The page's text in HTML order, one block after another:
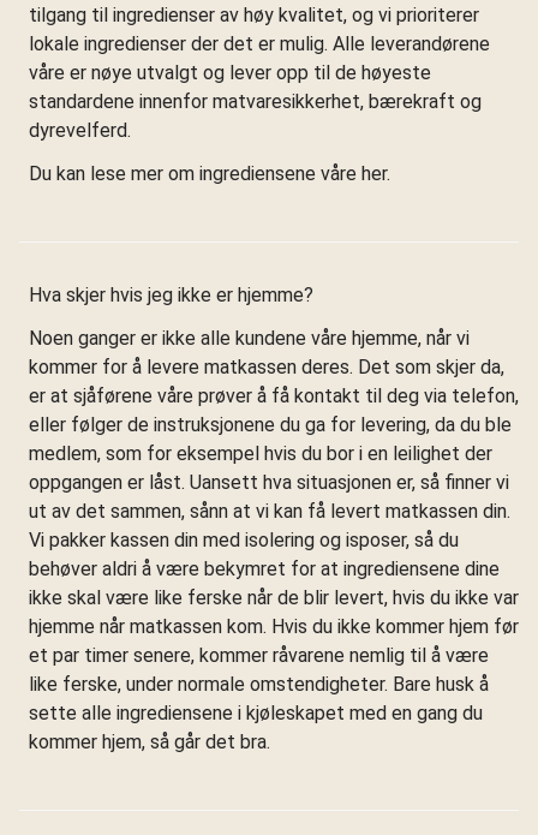
tilgang til ingredienser av høy kvalitet, og vi prioriterer
lokale ingredienser der det er mulig. Alle leverandørene
våre er nøye utvalgt og lever opp til de høyeste
standardene innenfor matvaresikkerhet, bærekraft og
dyrevelferd.
Du kan lese mer om ingrediensene våre her.
Hva skjer hvis jeg ikke er hjemme?
Noen ganger er ikke alle kundene våre hjemme, når vi
kommer for å levere matkassen deres. Det som skjer da,
er at sjåførene våre prøver å få kontakt til deg via telefon,
eller følger de instruksjonene du ga for levering, da du ble
medlem, som for eksempel hvis du bor i en leilighet der
oppgangen er låst. Uansett hva situasjonen er, så finner vi
ut av det sammen, sånn at vi kan få levert matkassen din.
Vi pakker kassen din med isolering og isposer, så du
behøver aldri å være bekymret for at ingrediensene dine
ikke skal være like ferske når de blir levert, hvis du ikke var
hjemme når matkassen kom. Hvis du ikke kommer hjem før
et par timer senere, kommer råvarene nemlig til å være
like ferske, under normale omstendigheter. Bare husk å
sette alle ingrediensene i kjøleskapet med en gang du
kommer hjem, så går det bra.